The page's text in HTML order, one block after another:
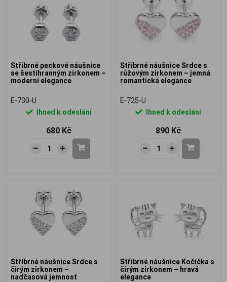
Stříbrné peckové náušnice
se šestihranným zirkonem –
moderní elegance
E-730-U
Ihned k odeslání
680 Kč
Stříbrné náušnice Srdce s
růžovým zirkonem – jemná
romantická elegance
E-725-U
Ihned k odeslání
890 Kč
Stříbrné náušnice Srdce s
čirým zirkonem –
nadčasová jemnost
Stříbrné náušnice Kočička s
čirým zirkonem – hravá
elegance